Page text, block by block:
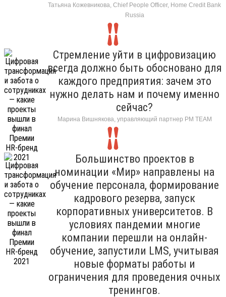
Татьяна Кожевникова, Chief People Officer, Home Credit Bank
Russia
Стремление уйти в цифровизацию
всегда должно быть обосновано для
каждого предприятия: зачем это
нужно делать нам и почему именно
сейчас?
Марина Вишнякова, управляющий партнер РМ ТЕАМ
Большинство проектов в
номинации «Мир» направлены на
обучение персонала, формирование
кадрового резерва, запуск
корпоративных университетов. В
условиях пандемии многие
компании перешли на онлайн-
обучение, запустили LMS, учитывая
новые форматы работы и
ограничения для проведения очных
тренингов.